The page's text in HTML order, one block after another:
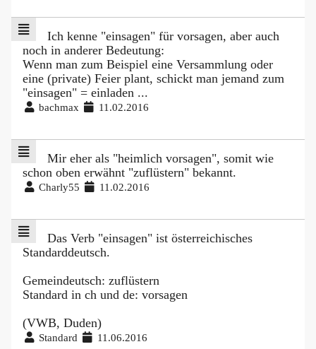
Ich kenne "einsagen" für vorsagen, aber auch
noch in anderer Bedeutung:
Wenn man zum Beispiel eine Versammlung oder
eine (private) Feier plant, schickt man jemand zum
"einsagen" = einladen ...
bachmax 11.02.2016
Mir eher als "heimlich vorsagen", somit wie
schon oben erwähnt "zuflüstern" bekannt.
Charly55 11.02.2016
Das Verb "einsagen" ist österreichisches
Standarddeutsch.
Gemeindeutsch: zuflüstern
Standard in ch und de: vorsagen
(VWB, Duden)
Standard 11.06.2016